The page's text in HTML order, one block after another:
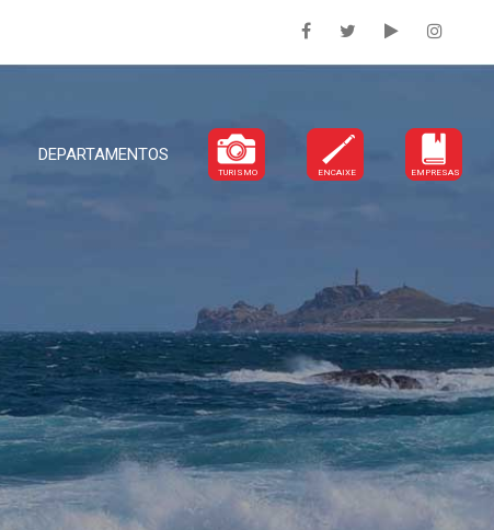
DEPARTAMENTOS
TURISMO ENCAIXE EMPRESAS